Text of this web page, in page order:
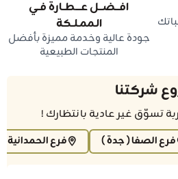
افـــضـــل عــــطــارة فــي
الـممـلــكة
جودة عالية وخدمة مميزة بأفضل
المنتجات الطبيعية
شركتنا
تسوّق غير عادية بانتظارك !
فرع الصفا ( جدة ) فرع الحمدانية